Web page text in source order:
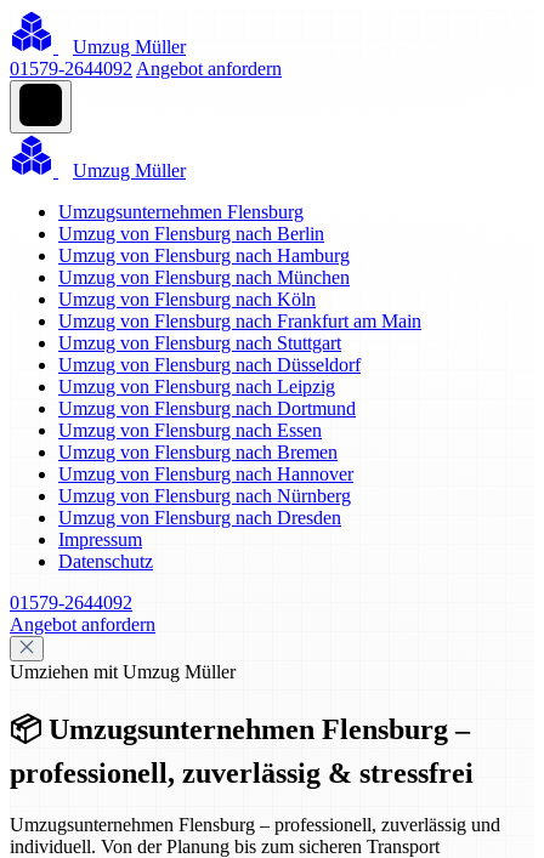
Umzug Müller
01579-2644092 Angebot anfordern
Umzug Müller
Umzugsunternehmen Flensburg
Umzug von Flensburg nach Berlin
Umzug von Flensburg nach Hamburg
Umzug von Flensburg nach München
Umzug von Flensburg nach Köln
Umzug von Flensburg nach Frankfurt am Main
Umzug von Flensburg nach Stuttgart
Umzug von Flensburg nach Düsseldorf
Umzug von Flensburg nach Leipzig
Umzug von Flensburg nach Dortmund
Umzug von Flensburg nach Essen
Umzug von Flensburg nach Bremen
Umzug von Flensburg nach Hannover
Umzug von Flensburg nach Nürnberg
Umzug von Flensburg nach Dresden
Impressum
Datenschutz
01579-2644092
Angebot anfordern
Umziehen mit Umzug Müller
📦 Umzugsunternehmen Flensburg –
professionell, zuverlässig & stressfrei
Umzugsunternehmen Flensburg – professionell, zuverlässig und
individuell. Von der Planung bis zum sicheren Transport